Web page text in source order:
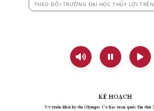
THEO DÕI TRƯỜNG ĐẠI HỌC THỦY LỢI TRÊN